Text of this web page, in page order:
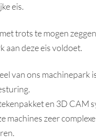
eis.
trots te mogen
aan deze eis voldoet.
van ons machinepark
en 3D CAM
machines zeer